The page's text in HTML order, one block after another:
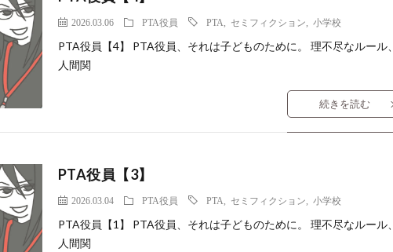
2026.03.06 PTA役員 PTA セミフィクション 小学校
PTA役員【4】 PTA役員、それは子どものために。 理不尽なルール、
人間関
続きを読む
PTA役員【3】
2026.03.04 PTA役員 PTA セミフィクション 小学校
PTA役員【1】 PTA役員、それは子どものために。 理不尽なルール、
人間関